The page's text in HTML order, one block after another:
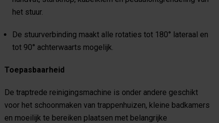
het stuur.
De stuurverbinding maakt alle rotaties tot 180° lateraal en
tot 90° achterwaarts mogelijk.
Toepasbaarheid
De traptrede reinigingsmachine is onder andere geschikt
voor het schoonmaken van trappenhuizen, kleine badkamers
en moeilijk te bereiken plaatsen met belangrijke